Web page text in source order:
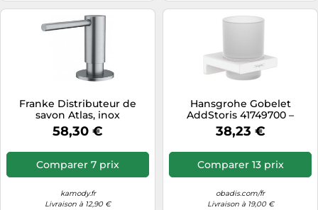
Franke Distributeur de
savon Atlas, inox
112.0717.084
58,30 €
Comparer 7 prix
kamody.fr
Livraison à 12,90 €
Hansgrohe Gobelet
AddStoris 41749700 –
fixation murale, métal,
blanc mat
38,23 €
Comparer 13 prix
obadis.com/fr
Livraison à 19,00 €